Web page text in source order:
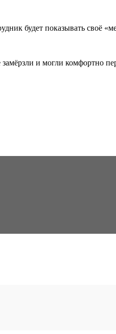
будет показывать своё
замёрзли и могли комфортно